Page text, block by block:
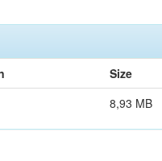
Size
8,93 MB